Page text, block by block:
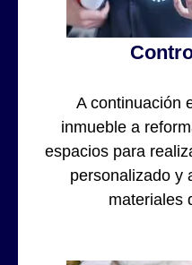
A continuación
inmueble a
espacios para
personalizado y
materiales